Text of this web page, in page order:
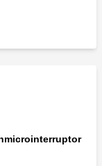
con T de by-